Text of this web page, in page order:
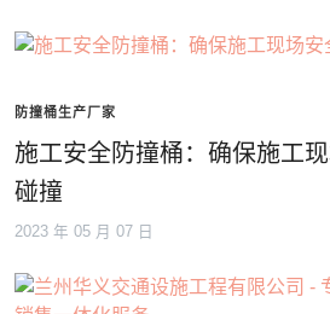
防撞桶生产厂家
施工安全防撞桶：确保施工
碰撞
2023 年 05 月 07 日